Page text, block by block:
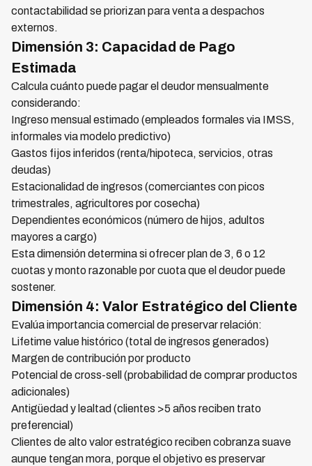
contactabilidad se priorizan para venta a despachos
externos.
Dimensión 3: Capacidad de Pago
Estimada
Calcula cuánto puede pagar el deudor mensualmente
considerando:
Ingreso mensual estimado (empleados formales via IMSS,
informales via modelo predictivo)
Gastos fijos inferidos (renta/hipoteca, servicios, otras
deudas)
Estacionalidad de ingresos (comerciantes con picos
trimestrales, agricultores por cosecha)
Dependientes económicos (número de hijos, adultos
mayores a cargo)
Esta dimensión determina si ofrecer plan de 3, 6 o 12
cuotas y monto razonable por cuota que el deudor puede
sostener.
Dimensión 4: Valor Estratégico del Cliente
Evalúa importancia comercial de preservar relación:
Lifetime value histórico (total de ingresos generados)
Margen de contribución por producto
Potencial de cross-sell (probabilidad de comprar productos
adicionales)
Antigüedad y lealtad (clientes >5 años reciben trato
preferencial)
Clientes de alto valor estratégico reciben cobranza suave
aunque tengan mora, porque el objetivo es preservar